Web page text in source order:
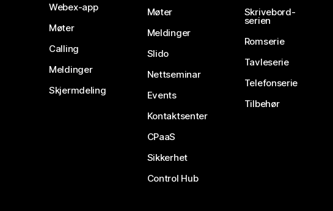
Webex-app
Møter
Calling
Meldinger
Skjermdeling
Møter
Meldinger
Slido
Nettseminar
Events
Kontaktsenter
CPaaS
Sikkerhet
Control Hub
Skrivebord-
serien
Romserie
Tavleserie
Telefonserie
Tilbehør